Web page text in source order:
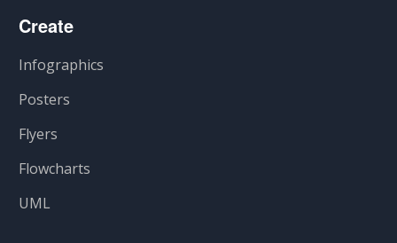
Create
Infographics
Posters
Flyers
Flowcharts
UML